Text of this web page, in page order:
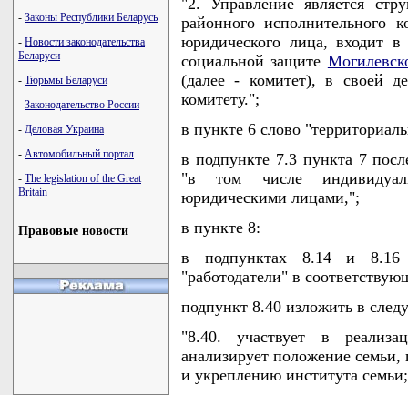
- Законы Республики Беларусь
- Новости законодательства
Беларуси
- Тюрьмы Беларуси
- Законодательство России
- Деловая Украина
- Автомобильный портал
- The legislation of the Great
Britain
Правовые новости
"2. Управление является
районного исполнительного
юридического лица, входит
социальной защите
(далее - комитет), в своей
комитету.";
в пункте 6 слово
в подпункте 7.3 пункта 7
"в том числе
юридическими лицами,";
в пункте 8:
в подпунктах 8.14 и 8.16
"работодатели" в
подпункт 8.40 изложить в
"8.40. участвует в
анализирует положение
и укреплению института